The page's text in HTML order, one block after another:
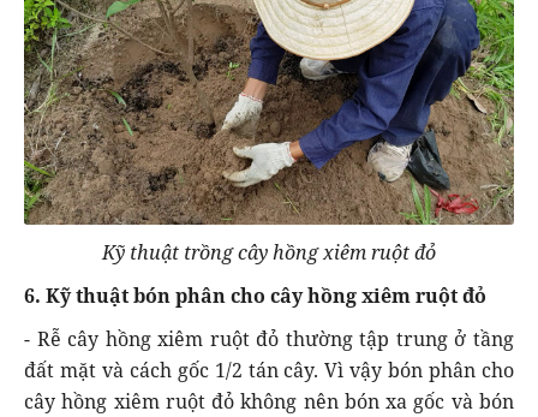
Kỹ thuật trồng cây hồng xiêm ruột đỏ
6. Kỹ thuật bón phân cho cây hồng xiêm ruột đỏ
- Rễ cây hồng xiêm ruột đỏ thường tập trung ở tầng
đất mặt và cách gốc 1/2 tán cây. Vì vậy bón phân cho
cây hồng xiêm ruột đỏ không nên bón xa gốc và bón